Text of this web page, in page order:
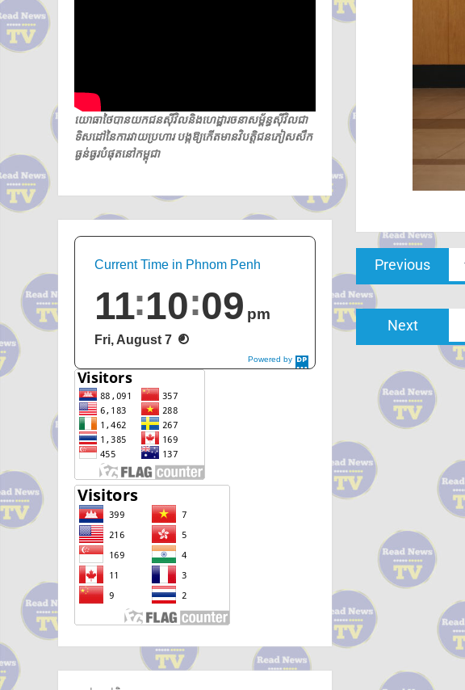
Post
navigation
Previous
Next
យោធាថៃបានយកជនស៊ីវិលនិងហេដ្ឋារចនាសម្ព័ន្ធស៊ីវិលជា
ទិសដៅនៃការវាយប្រហារ បង្កឱ្យកើតមានវិបត្តិជនភៀសសឹក
ធ្ងន់ធ្ងរបំផុតនៅកម្ពុជា
Powered by
DaysPedia.c
Current Time in Phnom Penh
11 10 10 pm
Fri, August 7